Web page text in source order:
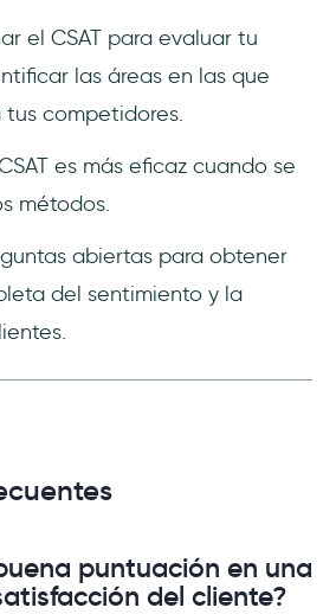
el CSAT para evaluar tu
las áreas en las que
competidores.
es más eficaz cuando se
métodos.
abiertas para obtener
del sentimiento y la
puntuación en una
del cliente?